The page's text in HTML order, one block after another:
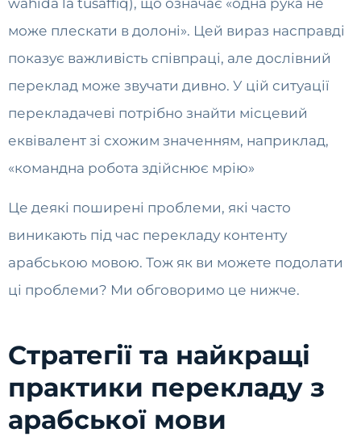
wahida la tusaffiq), що означає «одна рука не
може плескати в долоні». Цей вираз насправді
показує важливість співпраці, але дослівний
переклад може звучати дивно. У цій ситуації
перекладачеві потрібно знайти місцевий
еквівалент зі схожим значенням, наприклад,
«командна робота здійснює мрію»
Це деякі поширені проблеми, які часто
виникають під час перекладу контенту
арабською мовою. Тож як ви можете подолати
ці проблеми? Ми обговоримо це нижче.
Стратегії та найкращі
практики перекладу з
арабської мови